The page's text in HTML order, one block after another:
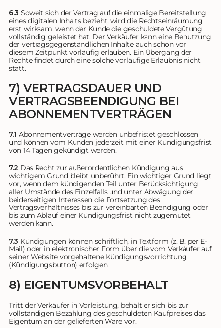
6.3 Soweit sich der Vertrag auf die einmalige Bereitstellung
eines digitalen Inhalts bezieht, wird die Rechtseinräumung
erst wirksam, wenn der Kunde die geschuldete Vergütung
vollständig geleistet hat. Der Verkäufer kann eine Benutzung
der vertragsgegenständlichen Inhalte auch schon vor
diesem Zeitpunkt vorläufig erlauben. Ein Übergang der
Rechte findet durch eine solche vorläufige Erlaubnis nicht
statt.
7) VERTRAGSDAUER UND
VERTRAGSBEENDIGUNG BEI
ABONNEMENTVERTRÄGEN
7.1 Abonnementverträge werden unbefristet geschlossen
und können vom Kunden jederzeit mit einer Kündigungsfrist
von 14 Tagen gekündigt werden.
7.2 Das Recht zur außerordentlichen Kündigung aus
wichtigem Grund bleibt unberührt. Ein wichtiger Grund liegt
vor, wenn dem kündigenden Teil unter Berücksichtigung
aller Umstände des Einzelfalls und unter Abwägung der
beiderseitigen Interessen die Fortsetzung des
Vertragsverhältnisses bis zur vereinbarten Beendigung oder
bis zum Ablauf einer Kündigungsfrist nicht zugemutet
werden kann.
7.3 Kündigungen können schriftlich, in Textform (z. B. per E-
Mail) oder in elektronischer Form über die vom Verkäufer auf
seiner Website vorgehaltene Kündigungsvorrichtung
(Kündigungsbutton) erfolgen.
8) EIGENTUMSVORBEHALT
Tritt der Verkäufer in Vorleistung, behält er sich bis zur
vollständigen Bezahlung des geschuldeten Kaufpreises das
Eigentum an der gelieferten Ware vor.